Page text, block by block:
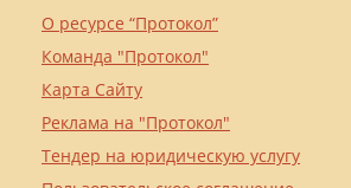
О ресурсе “Протокол”
Команда "Протокол"
Карта Сайту
Реклама на "Протокол"
Тендер на юридическую услугу